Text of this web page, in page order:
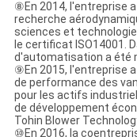
⑧En 2014, l'entreprise
recherche
sciences et
le certificat ISO14001.
d'automatisation a été
⑨En 2015, l'entreprise
de performance des
pour les actifs
de développement
Tohin Blower
⑩En 2016, la